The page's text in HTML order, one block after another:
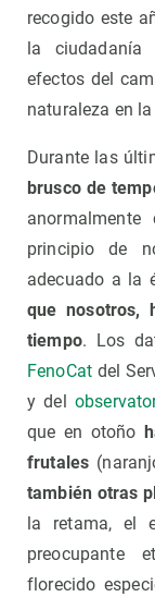
recogido este
la
efectos del
naturaleza en
Durante las
brusco de
principio de
adecuado a la
que nosotros,
tiempo. Los
FenoCat del
y del
que en otoño
frutales
también otras
la retama, el
preocupante
florecido